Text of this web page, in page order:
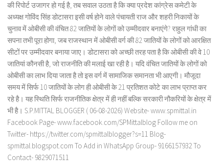
की रिपोर्ट उजागर हो गई है, तब सवाल उठता है कि क्या प्रदेश कांग्रेस कमेटी के
अध्यक्ष गोविंद सिंह डोटासरा इसी वर्ष होने वाले पंचायती राज और शहरी निकायों के
चुनाव में ओबीसी की वंचित 82 जातियों के लोगों को उम्मीदवार बनाएंगे? राहुल गांधी का
सपना तभी पूरा होगा, जब राजस्थान में ओबीसी वर्ग की 82 जातियों के लोगों को आरक्षित
सीटों पर उम्मीदवार बनाया जाए। डोटासरा को अच्छी तरह पता है कि ओबीसी की वे 10
जातियां कौनसी है, जो राजनीति की मलाई खा रही है। यदि वंचित जातियों के लोगों को
ओबीसी का लाभ दिया जाता है तो इस वर्ग में सामाजिक समानता भी आएगी। मौजूदा
समय में सिर्फ 10 जातियों के लोग ही ओबीसी के 21 प्रतिशत कोटे का लाभ प्राप्त कर
रहे है। यह स्थिति सिर्फ राजनीतिक क्षेत्र में ही नहीं बल्कि सरकारी नौकरियों के क्षेत्र में
भी है। S.P.MITTAL BLOGGER ( 06-08-2026) Website- www.spmittal.in
Facebook Page- www.facebook.com/SPMittalblog Follow me on
Twitter- https://twitter.com/spmittalblogger?s=11 Blog-
spmittal.blogspot.com To Add in WhatsApp Group- 9166157932 To
Contact- 9829071511